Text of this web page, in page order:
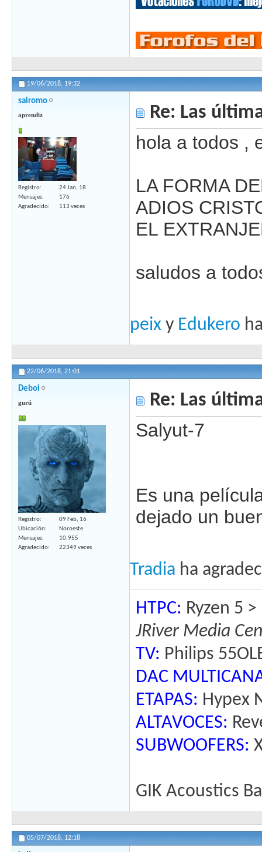
19/06/2018, 19:32
salromo
aprendiz
Registro
24 Jan, 18
Mensajes
176
Agradecido
113 veces
Re: Las
hola a todos ,
LA FORMA
ADIOS
EL
saludos a
peix y Edukero
22/06/2018, 21:01
Deboi
gurú
Registro
09 Feb, 16
Ubicación
Noroeste
Mensajes
10,955
Agradecido
22349 veces
Re: Las
Salyut-7
Es una
dejado un
Tradia ha
HTPC: Ryzen 5
JRiver Media
TV: Philips
DAC
ETAPAS: Hypex
ALTAVOCES:
SUBWOOFERS:
GIK Acoustics
05/07/2018, 12:18